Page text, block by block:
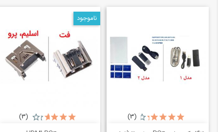
(3)
(3)
ناموجود